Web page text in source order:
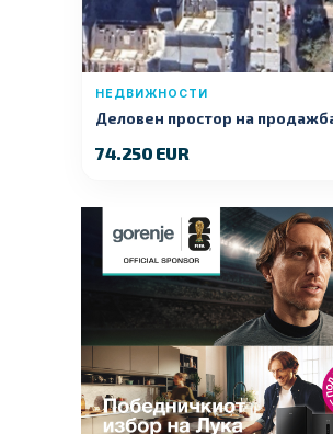
НЕДВИЖНОСТИ
Деловен простор на
74.250 EUR